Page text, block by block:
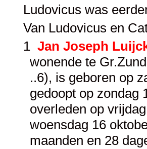
Ludovicus was
Van Ludovicus en
1 Jan Joseph
wonende te
..6), is geboren op
gedoopt op zondag
overleden op
woensdag 16
maanden en 28